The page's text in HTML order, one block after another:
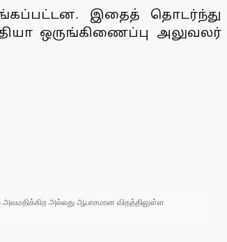
இதைத் தொடர்ந்து
ஒருங்கிணைப்பு அலுவலர்
அவமதிக்கிற அல்லது ஆபாசமான விதத்திலுள்ள